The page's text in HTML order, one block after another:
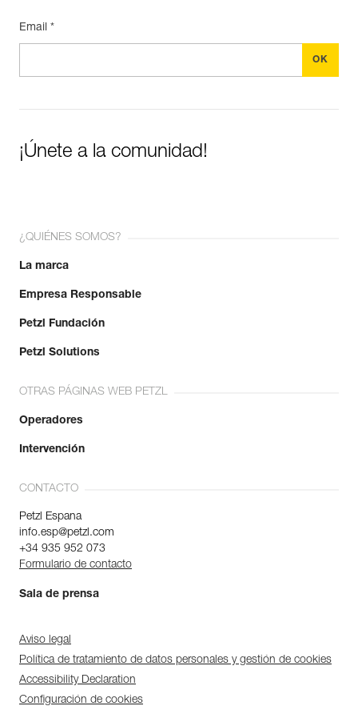
Email *
¡Únete a la comunidad!
¿QUIÉNES SOMOS?
La marca
Empresa Responsable
Petzl Fundación
Petzl Solutions
OTRAS PÁGINAS WEB PETZL
Operadores
Intervención
CONTACTO
Petzl Espana
info.esp@petzl.com
+34 935 952 073
Formulario de contacto
Sala de prensa
Aviso legal
Política de tratamiento de datos personales y gestión de cookies
Accessibility Declaration
Configuración de cookies